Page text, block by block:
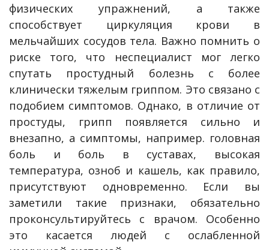
физических упражнений, а также
способствует циркуляция крови в
мельчайших сосудов тела. Важно помнить о
риске того, что неспециалист мог легко
спутать простудный болезнь с более
клинически тяжелым гриппом. Это связано с
подобием симптомов. Однако, в отличие от
простуды, грипп появляется сильно и
внезапно, а симптомы, например. головная
боль и боль в суставах, высокая
температура, озноб и кашель, как правило,
присутствуют одновременно. Если вы
заметили такие признаки, обязательно
проконсультируйтесь с врачом. Особенно
это касается людей с ослабленной